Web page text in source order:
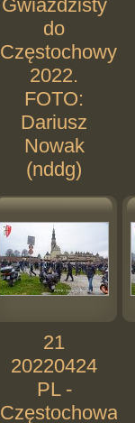
Gwiaździsty
do
Częstochowy
2022.
FOTO:
Dariusz
Nowak
(nddg)
21
20220424
PL -
Częstochowa.